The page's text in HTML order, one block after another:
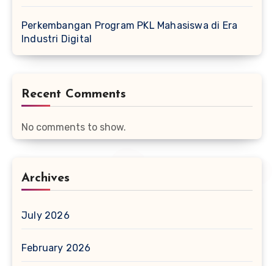
Perkembangan Program PKL Mahasiswa di Era
Industri Digital
Recent Comments
No comments to show.
Archives
July 2026
February 2026